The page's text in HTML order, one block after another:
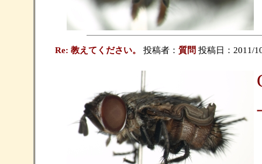
Re: 教えてください。 投稿者： 質問 投稿日：2011/